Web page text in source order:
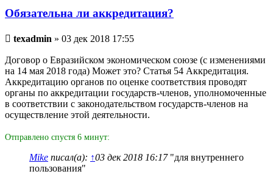
Обязательна ли аккредитация?
Непрочитанное
texadmin » 03 дек 2018 17:55
Договор о Евразийском экономическом союзе (с изменениями
на 14 мая 2018 года) Может это? Статья 54 Аккредитация.
Аккредитацию органов по оценке соответствия проводят
органы по аккредитации государств-членов, уполномоченные
в соответствии с законодательством государств-членов на
осуществление этой деятельности.
Отправлено спустя 6 минут:
Mike писал(а): ↑03 дек 2018 16:17"для внутреннего
пользования"